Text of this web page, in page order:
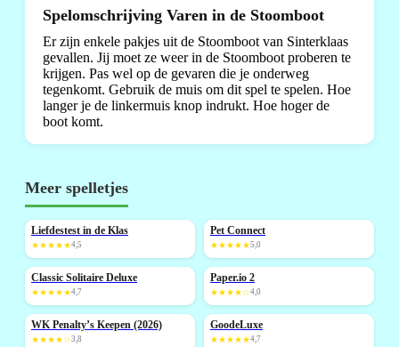
Spelomschrijving Varen in de Stoomboot
Er zijn enkele pakjes uit de Stoomboot van Sinterklaas
gevallen. Jij moet ze weer in de Stoomboot proberen te
krijgen. Pas wel op de gevaren die je onderweg
tegenkomt. Gebruik de muis om dit spel te spelen. Hoe
langer je de linkermuis knop indrukt. Hoe hoger de
boot komt.
Meer spelletjes
NIEUW
Liefdestest in de Klas
★★★★★4,5
NIEUW
Pet Connect
★★★★★5,0
NIEUW
Classic Solitaire Deluxe
★★★★★4,7
Paper.io 2
★★★★☆4,0
NIEUW
WK Penalty’s Keepen (2026)
★★★★☆3,8
NIEUW
GoodeLuxe
★★★★★4,7